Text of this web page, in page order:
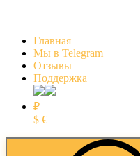
Главная
Мы в Telegram
Отзывы
Поддержка
₽
$ €